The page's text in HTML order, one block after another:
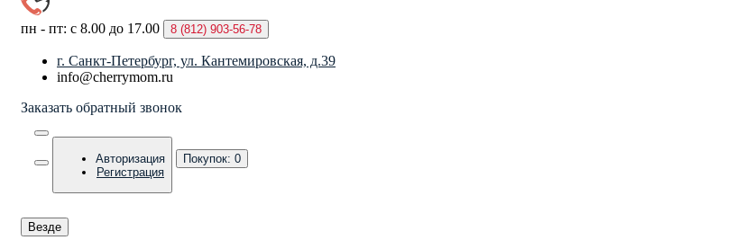
пн - пт: с 8.00 до 17.00 8 (812) 903-56-78
г. Санкт-Петербург, ул. Кантемировская, д.39
info@cherrymom.ru
Заказать обратный звонок
Авторизация
Регистрация
Покупок: 0
Везде